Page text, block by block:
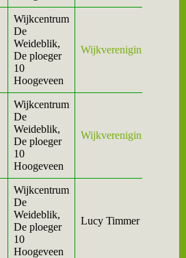
Wijkcentrum
De
Weideblik,
De ploeger
10
Hoogeveen
Wijkvereniging
Wijkcentrum
De
Weideblik,
De ploeger
10
Hoogeveen
Wijkvereniging
Wijkcentrum
De
Weideblik,
De ploeger
10
Hoogeveen
Lucy Timmer